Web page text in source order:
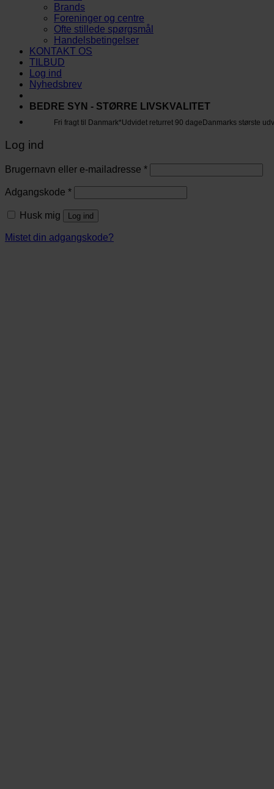
Brands
Foreninger og centre
Ofte stillede spørgsmål
Handelsbetingelser
KONTAKT OS
TILBUD
Log ind
Nyhedsbrev
BEDRE SYN - STØRRE LIVSKVALITET
Fri fragt til Danmark*Udvidet returret 90 dageDanmarks største
Log ind
Brugernavn eller e-mailadresse *
Adgangskode *
Husk mig Log ind
Mistet din adgangskode?